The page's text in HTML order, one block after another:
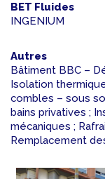
BET Fluides
INGENIUM
Autres
Bâtiment BBC –
Isolation
combles – sous
bains privatives ;
mécaniques ;
Remplacement